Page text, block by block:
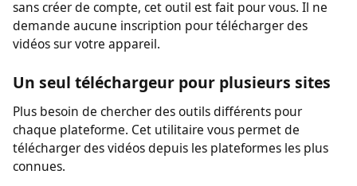
Sans inscription
avant utilisation. Si vous souhaitez enregistrer une vidéo
sans créer de compte, cet outil est fait pour vous. Il ne
demande aucune inscription pour télécharger des
vidéos sur votre appareil.